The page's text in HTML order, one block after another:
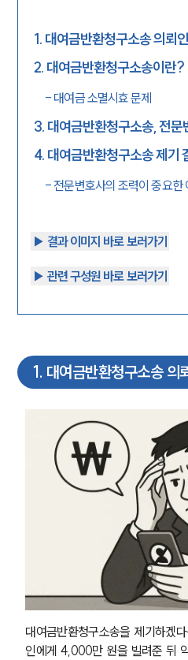
1. 대여금반환청구소송 의뢰
2. 대여금반환청구소송이란?
- 대여금 소멸시효 문제
3. 대여금반환청구소송, 전
4. 대여금반환청구소송 제기
- 전문변호사의 조력이 중요한
▶︎ 결과 이미지 바로 보러가기
▶︎ 관련 구성원 바로 보러가기
1. 대여금반환청구소송 의
대여금반환청구소송을 제기하겠
인에게 4,000만 원을 빌려준 뒤